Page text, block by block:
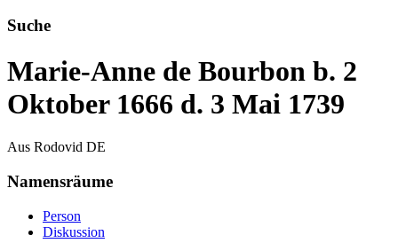
Suche
Marie-Anne de Bourbon b. 2
Oktober 1666 d. 3 Mai 1739
Aus Rodovid DE
Namensräume
Person
Diskussion